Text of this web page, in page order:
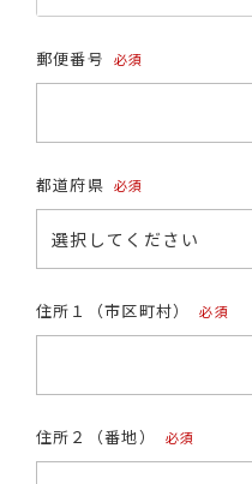
郵便番号
(必
都道府県
(必
須)
住所１（市区町村）
(必
住所２（番地）
(必